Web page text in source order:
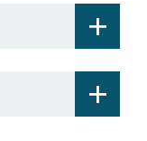
+
+